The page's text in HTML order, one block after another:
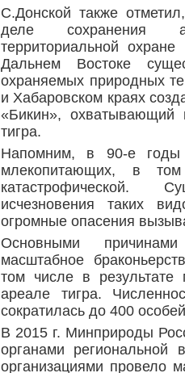
С.Донской также
деле сохранения
территориальной
Дальнем Востоке
охраняемых природных
и Хабаровском краях
«Бикин», охватывающий
тигра.
Напомним, в 90-е годы
млекопитающих, в
катастрофической.
исчезновения таких
огромные опасения
Основными
масштабное
том числе в результате
ареале тигра.
сократилась до 400
В 2015 г. Минприроды
органами региональной
организациями провело